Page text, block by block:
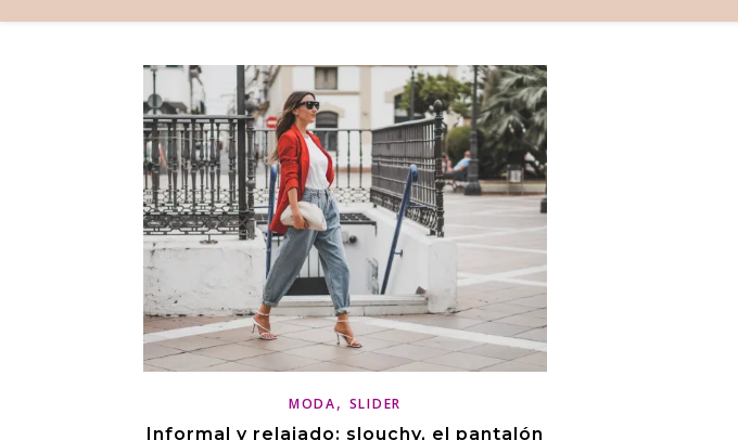
MODA, SLIDER
Informal y relajado: slouchy, el pantalón